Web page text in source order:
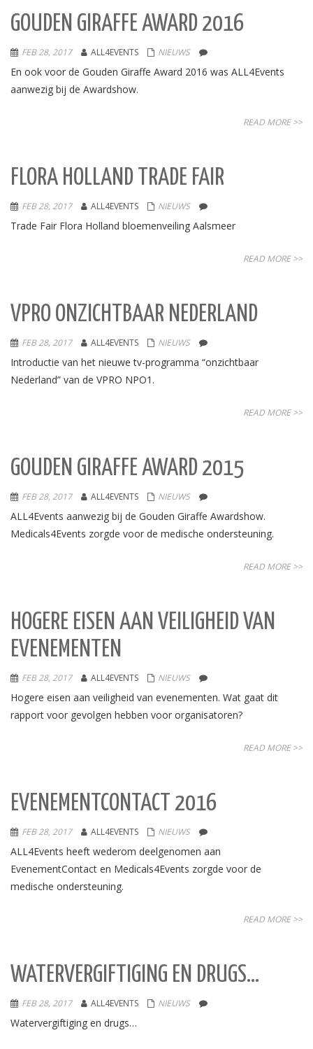
GOUDEN GIRAFFE AWARD 2016
FEB 28, 2017 ALL4EVENTS NIEUWS
En ook voor de Gouden Giraffe Award 2016 was ALL4Events
aanwezig bij de Awardshow.
READ MORE >>
FLORA HOLLAND TRADE FAIR
FEB 28, 2017 ALL4EVENTS NIEUWS
Trade Fair Flora Holland bloemenveiling Aalsmeer
READ MORE >>
VPRO ONZICHTBAAR NEDERLAND
FEB 28, 2017 ALL4EVENTS NIEUWS
Introductie van het nieuwe tv-programma “onzichtbaar
Nederland” van de VPRO NPO1.
READ MORE >>
GOUDEN GIRAFFE AWARD 2015
FEB 28, 2017 ALL4EVENTS NIEUWS
ALL4Events aanwezig bij de Gouden Giraffe Awardshow.
Medicals4Events zorgde voor de medische ondersteuning.
READ MORE >>
HOGERE EISEN AAN VEILIGHEID VAN
EVENEMENTEN
FEB 28, 2017 ALL4EVENTS NIEUWS
Hogere eisen aan veiligheid van evenementen. Wat gaat dit
rapport voor gevolgen hebben voor organisatoren?
READ MORE >>
EVENEMENTCONTACT 2016
FEB 28, 2017 ALL4EVENTS NIEUWS
ALL4Events heeft wederom deelgenomen aan
EvenementContact en Medicals4Events zorgde voor de
medische ondersteuning.
READ MORE >>
WATERVERGIFTIGING EN DRUGS…
FEB 28, 2017 ALL4EVENTS NIEUWS
Watervergiftiging en drugs…